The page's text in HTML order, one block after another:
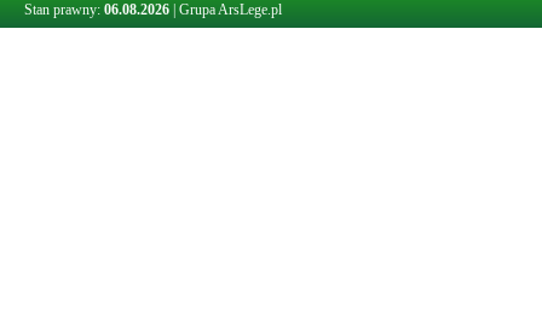
Stan prawny: 06.08.2026 Grupa ArsLege.pl